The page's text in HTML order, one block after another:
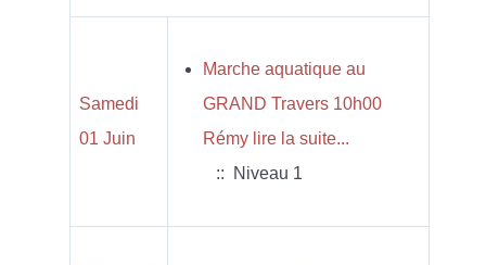
Samedi
01 Juin
Marche aquatique au
GRAND Travers 10h00
Rémy lire la suite...
:: Niveau 1